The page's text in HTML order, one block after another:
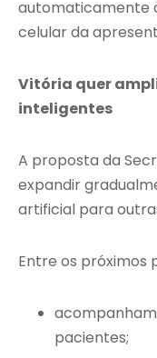
automaticamente
celular da
Vitória quer
inteligentes
A proposta da
expandir
artificial para
Entre os próximos
pacientes;